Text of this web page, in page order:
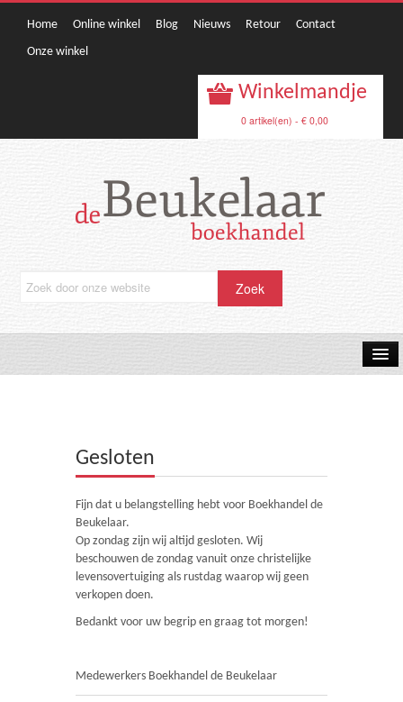
Home Online winkel Blog Nieuws Retour
Contact
Onze winkel
Winkelmandje
0 artikel(en) - € 0,00
Ethiek en Pastoraal
Kinderen en Jeugd
Gesloten
Fijn dat u belangstelling hebt voor Boekhandel de
Beukelaar.
Op zondag zijn wij altijd gesloten. Wij
beschouwen de zondag vanuit onze christelijke
levensovertuiging als rustdag waarop wij geen
verkopen doen.
Bedankt voor uw begrip en graag tot morgen!
Medewerkers Boekhandel de Beukelaar